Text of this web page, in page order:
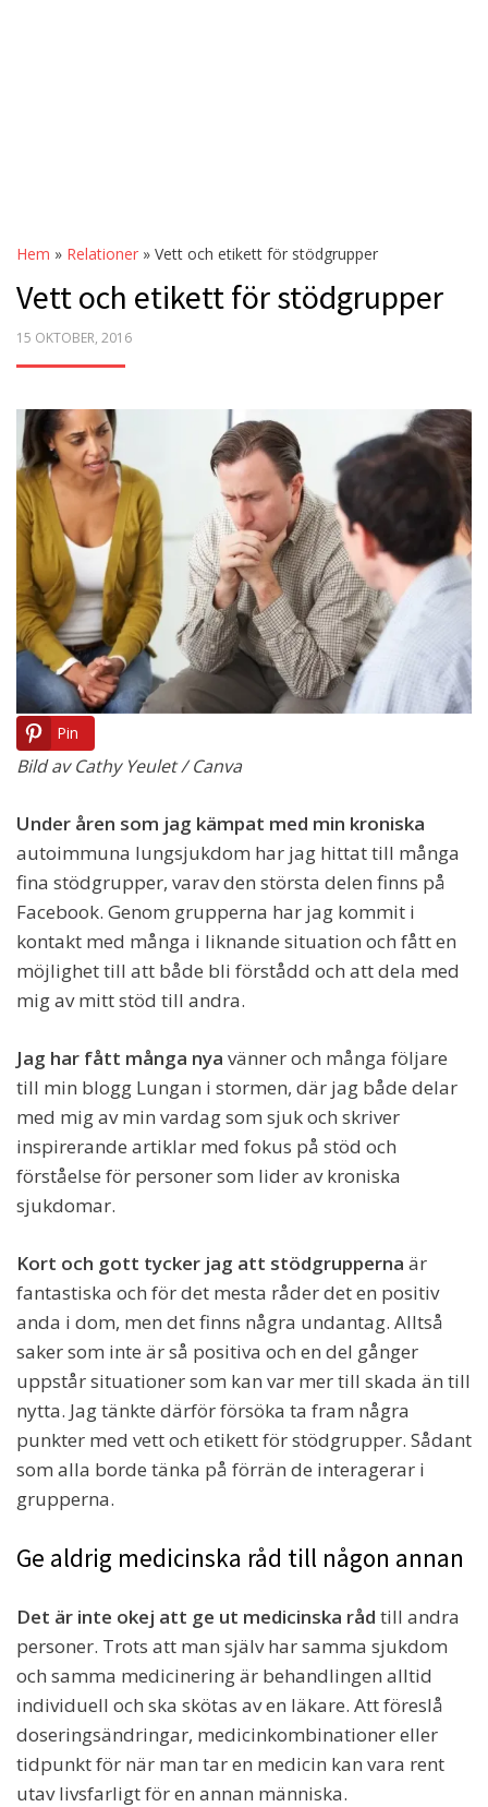
Hem » Relationer » Vett och etikett för stödgrupper
Vett och etikett för stödgrupper
POSTED
15 OKTOBER, 2016
Pin
Bild av Cathy Yeulet / Canva
Under åren som jag kämpat med min kroniska
autoimmuna lungsjukdom har jag hittat till många
fina stödgrupper, varav den största delen finns på
Facebook. Genom grupperna har jag kommit i
kontakt med många i liknande situation och fått en
möjlighet till att både bli förstådd och att dela med
mig av mitt stöd till andra.
Jag har fått många nya vänner och många följare
till min blogg Lungan i stormen, där jag både delar
med mig av min vardag som sjuk och skriver
inspirerande artiklar med fokus på stöd och
förståelse för personer som lider av kroniska
sjukdomar.
Kort och gott tycker jag att stödgrupperna är
fantastiska och för det mesta råder det en positiv
anda i dom, men det finns några undantag. Alltså
saker som inte är så positiva och en del gånger
uppstår situationer som kan var mer till skada än till
nytta. Jag tänkte därför försöka ta fram några
punkter med vett och etikett för stödgrupper. Sådant
som alla borde tänka på förrän de interagerar i
grupperna.
Ge aldrig medicinska råd till någon annan
Det är inte okej att ge ut medicinska råd till andra
personer. Trots att man själv har samma sjukdom
och samma medicinering är behandlingen alltid
individuell och ska skötas av en läkare. Att föreslå
doseringsändringar, medicinkombinationer eller
tidpunkt för när man tar en medicin kan vara rent
utav livsfarligt för en annan människa.